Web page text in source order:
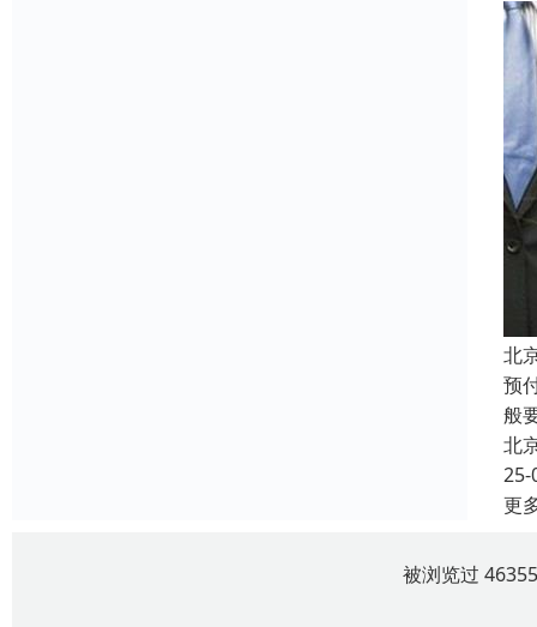
北
预
般
北
25-
更
被浏览过